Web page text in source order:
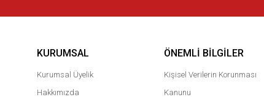
KURUMSAL
Kurumsal Üyelik
Hakkımızda
ÖNEMLI BILGILER
Kişisel Verilerin Korunması
Kanunu